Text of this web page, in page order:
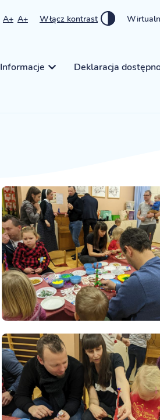
A+ A+ Włącz kontrast
Informacje Deklaracja